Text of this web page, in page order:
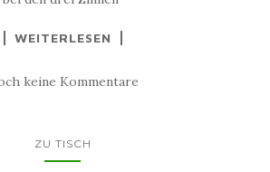
WEITERLESEN
keine Kommentare
ZU TISCH